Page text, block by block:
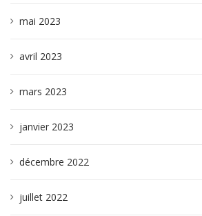
mai 2023
avril 2023
mars 2023
janvier 2023
décembre 2022
juillet 2022